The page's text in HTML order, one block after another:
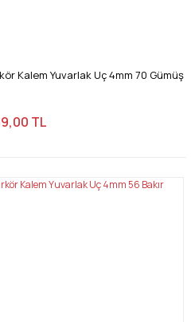
Kalem Yuvarlak Uç 4mm 70 Gümüş
TL